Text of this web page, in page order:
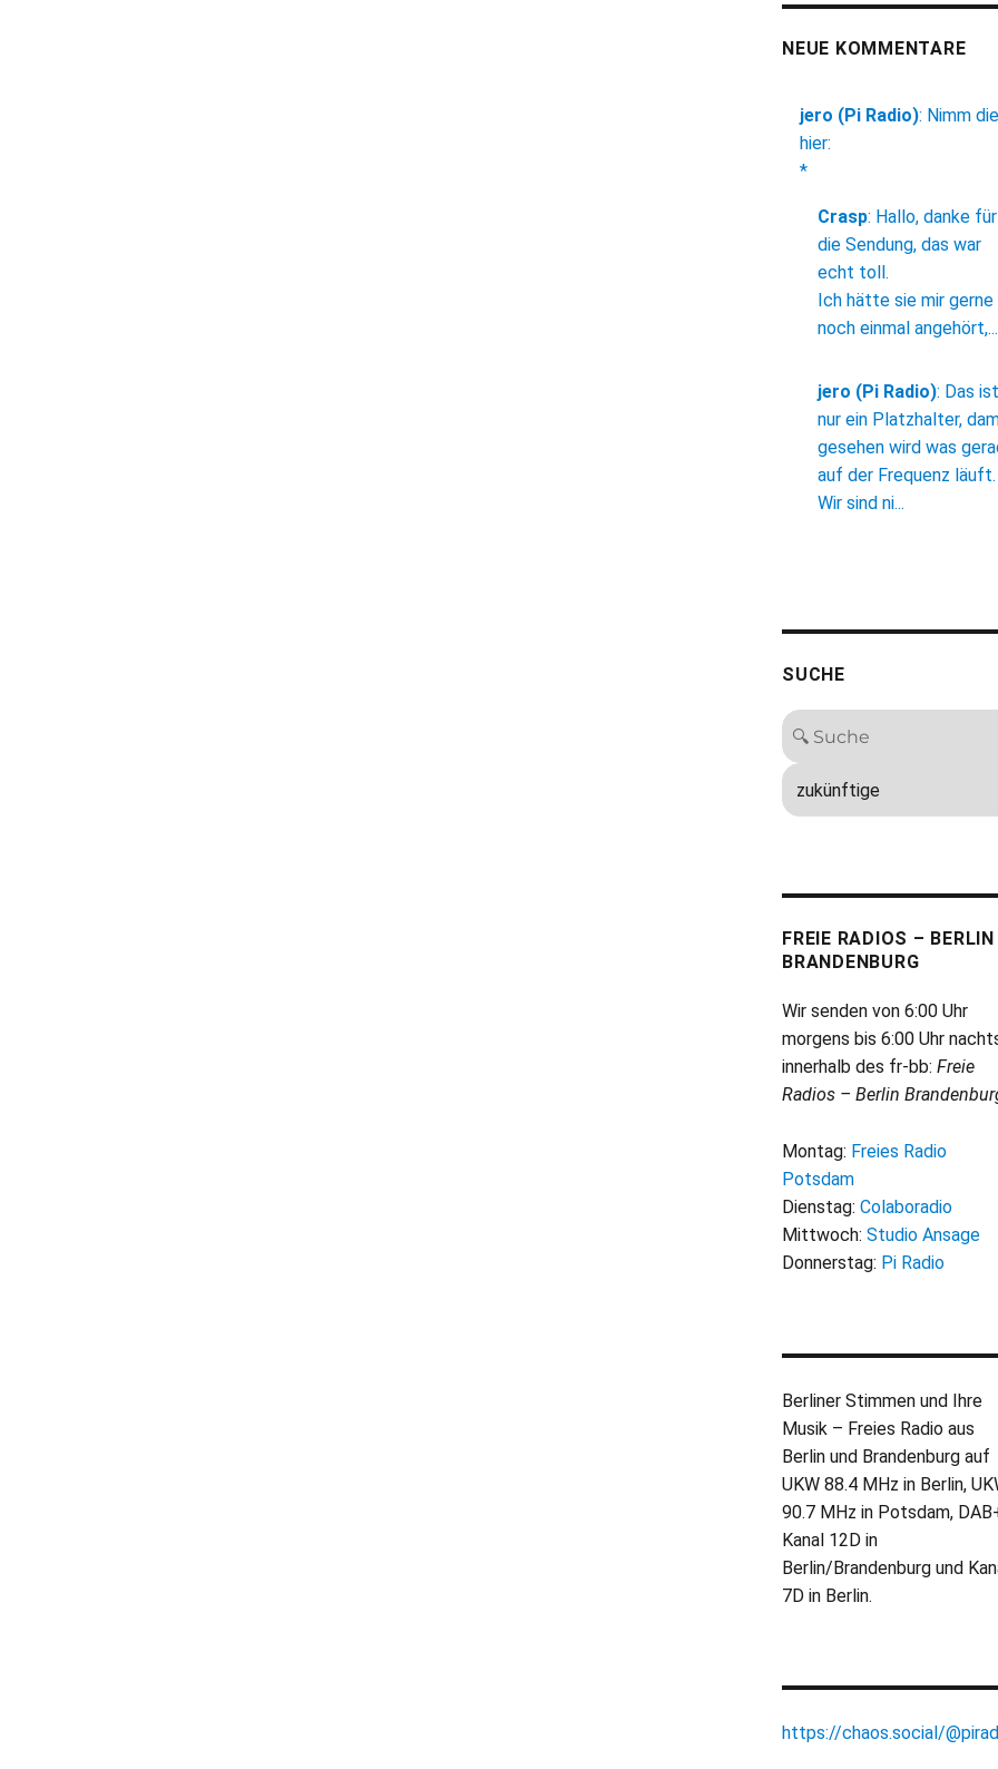
NEUE KOMMENTARE
jero (Pi Radio): Nimm die
hier:
*
Crasp: Hallo, danke für
die Sendung, das war
echt toll.
Ich hätte sie mir gerne
noch einmal angehört,...
jero (Pi Radio): Das ist
nur ein Platzhalter,
gesehen wird was
auf der Frequenz läuft.
Wir sind ni...
SUCHE
FREIE RADIOS – BERLIN
BRANDENBURG
Wir senden von 6:00 Uhr
morgens bis 6:00 Uhr
innerhalb des fr-bb: Freie
Radios – Berlin
Montag: Freies Radio
Potsdam
Dienstag: Colaboradio
Mittwoch: Studio Ansage
Donnerstag: Pi Radio
Berliner Stimmen und Ihre
Musik – Freies Radio aus
Berlin und Brandenburg auf
UKW 88.4 MHz in Berlin,
90.7 MHz in Potsdam,
Kanal 12D in
Berlin/Brandenburg und
7D in Berlin.
https://chaos.social/